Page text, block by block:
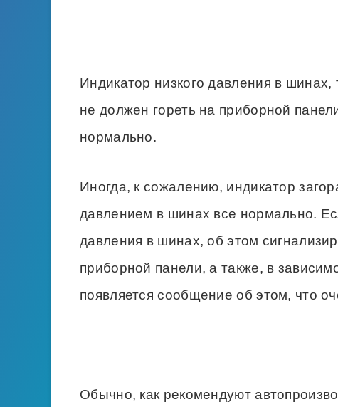
Индикатор низкого давления в
не должен гореть на приборной
нормально.
Иногда, к сожалению, индикатор
давлением в шинах все нормально.
давления в шинах, об этом
приборной панели, а также, в
появляется сообщение об этом, что
Обычно, как рекомендуют